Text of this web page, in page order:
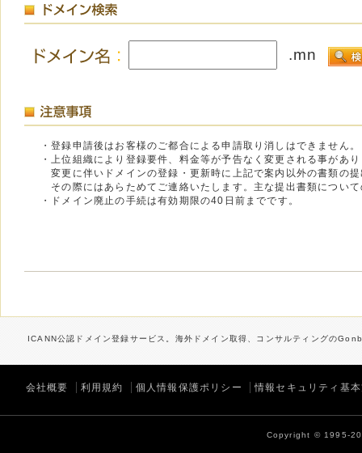
.mn
・登録申請後はお客様のご都合による申請取り消しはできません。
・上位組織により登録要件、料金等が予告なく変更される事があ
変更に伴いドメインの登録・更新時に上記で案内以外の書類の
その際にはあらためてご連絡いたします。主な提出書類につい
・ドメイン廃止の手続は有効期限の40日前までです。
ICANN公認ドメイン登録サービス。海外ドメイン取得、コンサルティングの
会社概要 利用規約 個人情報保護ポリシー 情報セキュリティ基
Copyright © 1995-